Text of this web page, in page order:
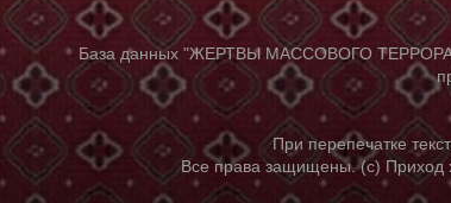
База данных "ЖЕРТВЫ МАССОВОГО ТЕРРОРА,
При перепечатке
Все права защищены. (с) Приход